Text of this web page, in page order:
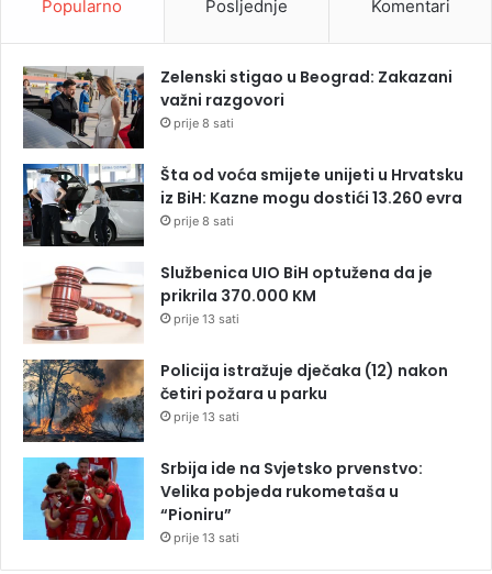
Popularno Posljednje Komentari
Zelenski stigao u Beograd: Zakazani
važni razgovori
prije 8 sati
Šta od voća smijete unijeti u Hrvatsku
iz BiH: Kazne mogu dostići 13.260 evra
prije 8 sati
Službenica UIO BiH optužena da je
prikrila 370.000 KM
prije 13 sati
Policija istražuje dječaka (12) nakon
četiri požara u parku
prije 13 sati
Srbija ide na Svjetsko prvenstvo:
Velika pobjeda rukometaša u
“Pioniru”
prije 13 sati